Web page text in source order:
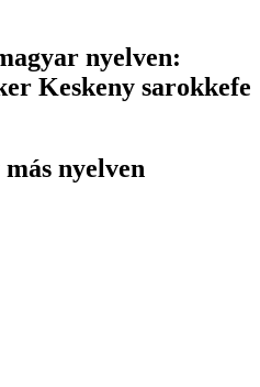
nyelven:
Keskeny sarokkefe
nyelven